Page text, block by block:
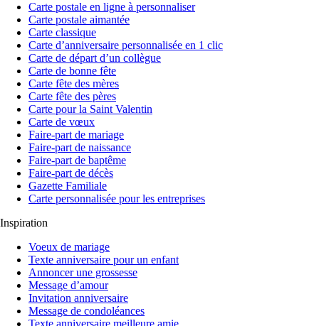
Carte postale en ligne à personnaliser
Carte postale aimantée
Carte classique
Carte d’anniversaire personnalisée en 1 clic
Carte de départ d’un collègue
Carte de bonne fête
Carte fête des mères
Carte fête des pères
Carte pour la Saint Valentin
Carte de vœux
Faire-part de mariage
Faire-part de naissance
Faire-part de baptême
Faire-part de décès
Gazette Familiale
Carte personnalisée pour les entreprises
Inspiration
Voeux de mariage
Texte anniversaire pour un enfant
Annoncer une grossesse
Message d’amour
Invitation anniversaire
Message de condoléances